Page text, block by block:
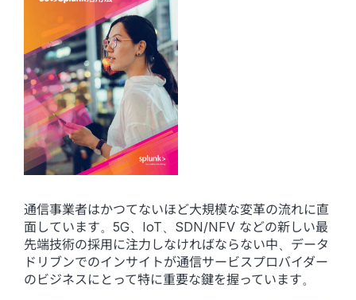
通信事業者はかつてないほど大規模な変革の流れに直
面しています。5G、IoT、SDN/NFV などの新しい最
先端技術の採用に注力しなければならない中、データ
ドリブンでのインサイトが通信サービスプロバイダー
のビジネスにとって特に重要な鍵を握っています。